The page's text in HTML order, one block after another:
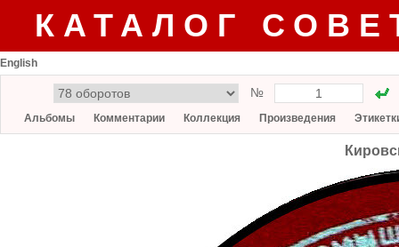
КАТАЛОГ
English
№
Альбомы Комментарии Коллекция Произведения